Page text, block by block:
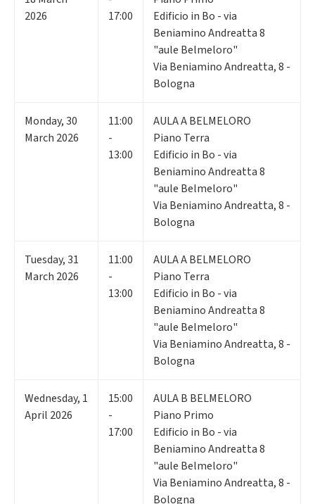
2026
17:00
Edificio in Bo - via
Beniamino Andreatta 8
"aule Belmeloro"
Via Beniamino Andreatta, 8 -
Bologna
Monday,30
March 2026
11:00
-
13:00
AULA A BELMELORO
Piano Terra
Edificio in Bo - via
Beniamino Andreatta 8
"aule Belmeloro"
Via Beniamino Andreatta, 8 -
Bologna
Tuesday,31
March 2026
11:00
-
13:00
AULA A BELMELORO
Piano Terra
Edificio in Bo - via
Beniamino Andreatta 8
"aule Belmeloro"
Via Beniamino Andreatta, 8 -
Bologna
Wednesday, 1
April 2026
15:00
-
17:00
AULA B BELMELORO
Piano Primo
Edificio in Bo - via
Beniamino Andreatta 8
"aule Belmeloro"
Via Beniamino Andreatta, 8 -
Bologna